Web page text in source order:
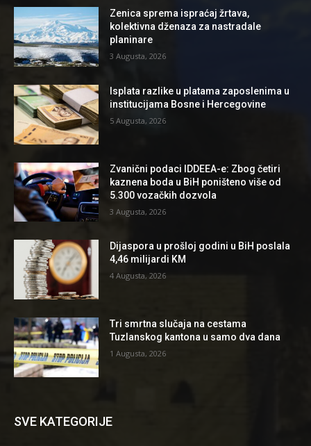
Zenica sprema ispraćaj žrtava,
kolektivna dženaza za nastradale
planinare
3 Augusta, 2026
Isplata razlike u platama zaposlenima u
institucijama Bosne i Hercegovine
5 Augusta, 2026
Zvanični podaci IDDEEA-e: Zbog četiri
kaznena boda u BiH poništeno više od
5.300 vozačkih dozvola
3 Augusta, 2026
Dijaspora u prošloj godini u BiH poslala
4,46 milijardi KM
4 Augusta, 2026
Tri smrtna slučaja na cestama
Tuzlanskog kantona u samo dva dana
1 Augusta, 2026
SVE KATEGORIJE